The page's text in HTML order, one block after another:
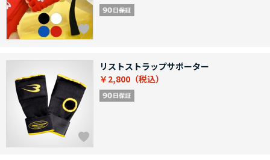
リストストラップサポーター
￥2,800